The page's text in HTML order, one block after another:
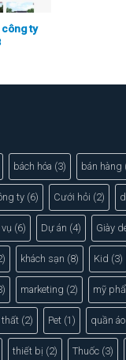
ty
bách hóa (3) bán hàng
ty (6) Cưới hỏi (2)
(6) Dự án (4) Giày
khách sạn (8) Kid (3)
marketing (2) mỹ
thất (2) Pet (1) quần áo
thiết bị (2) Thuốc (3)